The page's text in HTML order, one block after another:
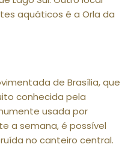
aquáticos é a Orla da
de Brasília, que
conhecida pela
usada por
a semana, é possível
no canteiro central.